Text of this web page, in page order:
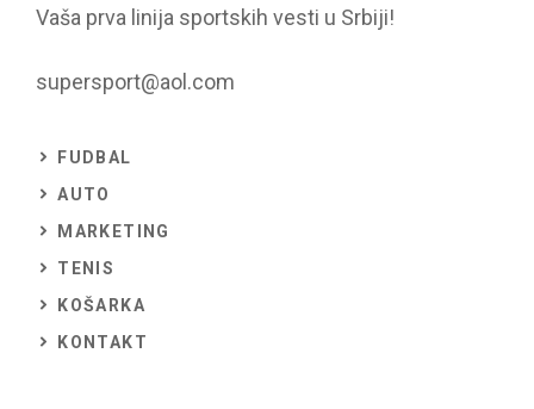
Vaša prva linija sportskih vesti u Srbiji!
supersport@aol.com
FUDBAL
AUTO
MARKETING
TENIS
KOŠARKA
KONTAKT